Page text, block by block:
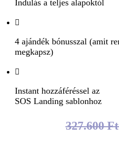
Indulás a teljes alapoktól
4 ajándék bónusszal (amit
megkapsz)
Instant hozzáféréssel az
SOS Landing sablonhoz
327.600